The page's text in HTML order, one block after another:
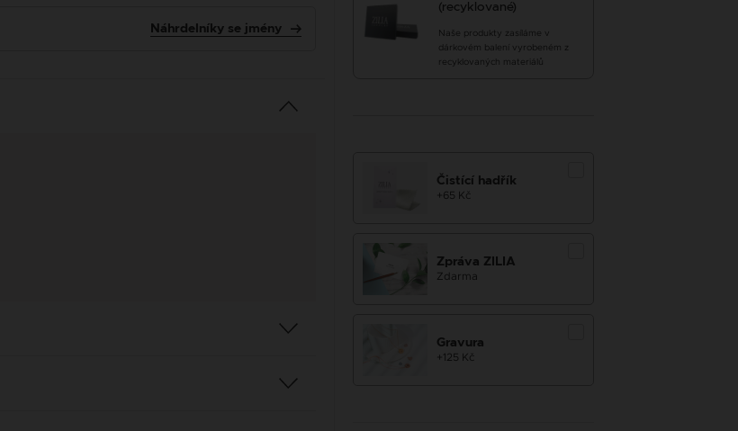
Náhrdelníky se jmény
(recyklované)
Naše produkty zasíláme v
dárkovém balení vyrobeném z
recyklovaných materiálů
Čistící hadřík
+65 Kč
Zpráva ZILIA
Zdarma
Gravura
+125 Kč